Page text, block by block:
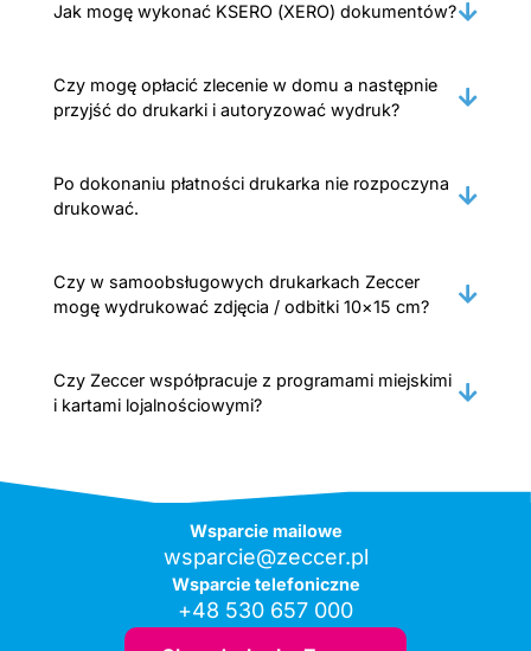
Jak mogę wykonać KSERO (XERO) dokumentów?
Czy mogę opłacić zlecenie w domu a następnie
przyjść do drukarki i autoryzować wydruk?
Po dokonaniu płatności drukarka nie rozpoczyna
drukować.
Czy w samoobsługowych drukarkach Zeccer
mogę wydrukować zdjęcia / odbitki 10×15 cm?
Czy Zeccer współpracuje z programami miejskimi
i kartami lojalnościowymi?
Wsparcie mailowe
wsparcie@zeccer.pl
Wsparcie telefoniczne
+48 530 657 000